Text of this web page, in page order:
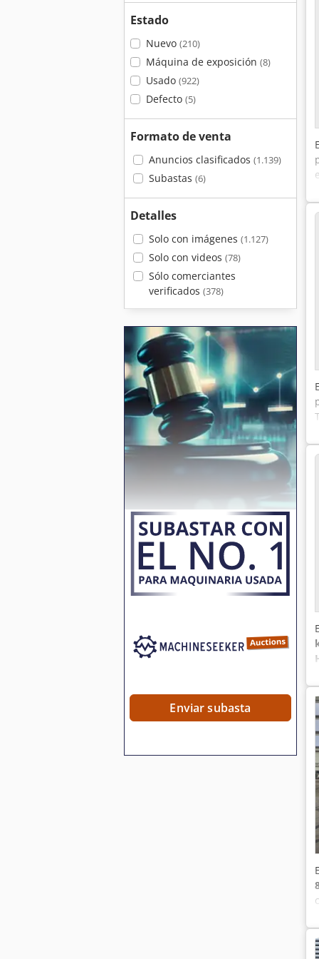
Estado
Nuevo (210)
Máquina de exposición (8)
Usado (922)
Defecto (5)
Formato de venta
Anuncios clasificados (1.139)
Subastas (6)
Detalles
Solo con imágenes (1.127)
Solo con videos (78)
Sólo comerciantes
verificados (378)
Enviar subasta